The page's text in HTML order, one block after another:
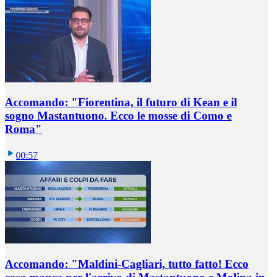
Accomando: "Fiorentina, il futuro di Kean e il
sogno Mastantuono. Ecco le mosse di Como e
Roma"
00:57
Accomando: "Maldini-Cagliari, tutto fatto! Ecco